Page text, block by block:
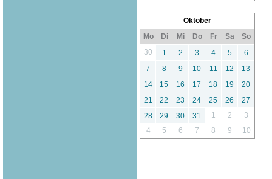
Oktober
Mo
Di Mi Do Fr Sa
So
30
1 2 3 4 5
6
7
8 9 10 11 12
13
14
15 16 17 18 19
20
21
22 23 24 25 26
27
28
29 30 31 1 2
3
4
5 6 7 8 9 10